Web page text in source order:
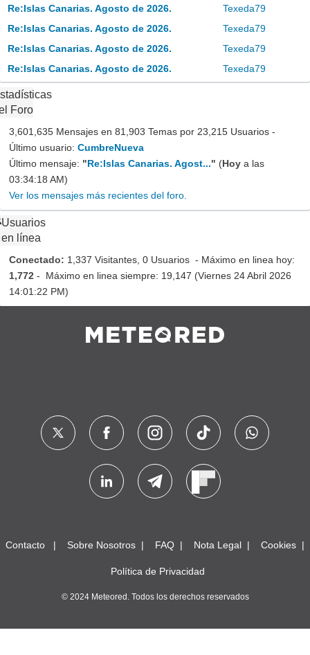
Re:Islas Canarias. Agosto de 2026.
Texeda79
Re:Islas Canarias. Agosto de 2026.
Texeda79
Re:Islas Canarias. Agosto de 2026.
Texeda79
Re:Islas Canarias. Agosto de 2026.
Texeda79
Foro
3,601,635 Mensajes en 81,903 Temas por 23,215 Usuarios -
Último usuario: CumbreNueva
Último mensaje: "Re:Islas Canarias. Agost..." (Hoy a las
03:34:18 AM)
Ver los mensajes más recientes del foro.
Usuarios
en línea
Conectado: 1,337 Visitantes, 0 Usuarios - Máximo en linea hoy:
1,772 - Máximo en linea siempre: 19,147 (Viernes 24 Abril 2026
14:01:22 PM)
Contacto Sobre Nosotros FAQ Nota Legal Cookies
Política de Privacidad
© 2024 Meteored. Todos los derechos reservados